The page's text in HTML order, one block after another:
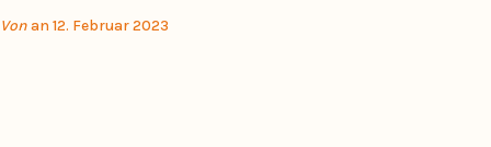
Vonan 12. Februar 2023